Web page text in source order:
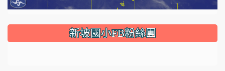
::: 新坡國小FB粉絲團